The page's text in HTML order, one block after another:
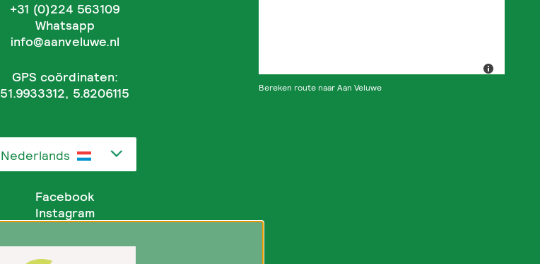
+31 (0)224 563109
Whatsapp
info@aanveluwe.nl
GPS coördinaten:
51.9933312, 5.8206115
Nederlands
Facebook
Instagram
Bereken route naar Aan Veluwe